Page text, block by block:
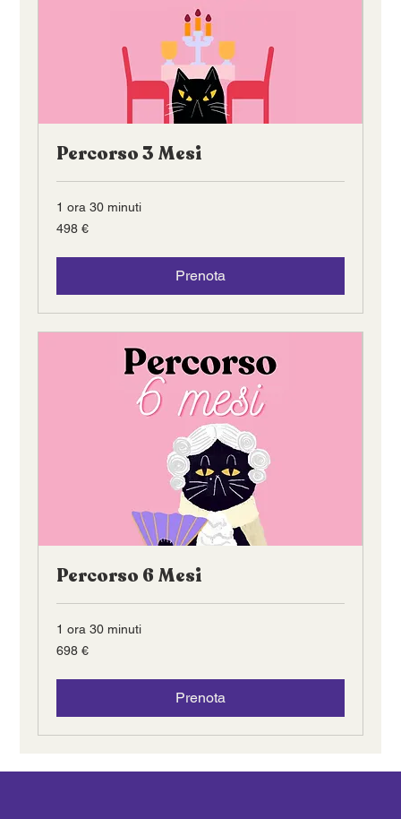
Percorso 3 Mesi
1 ora 30 minuti
498
euro
498 €
Prenota
Percorso 6 Mesi
1 ora 30 minuti
698
euro
698 €
Prenota